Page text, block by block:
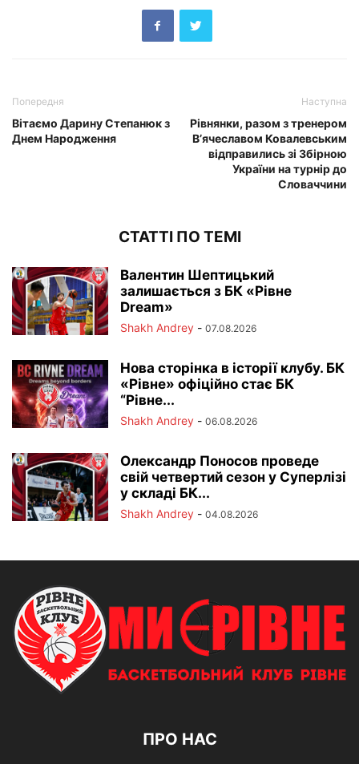
Попередня
Вітаємо Дарину Степанюк з
Днем Народження
Наступна
Рівнянки, разом з тренером
В’ячеславом Ковалевським
відправились зі Збірною
України на турнір до
Словаччини
СТАТТІ ПО ТЕМІ
Валентин Шептицький
залишається з БК «Рівне
Dream»
Shakh Andrey - 07.08.2026
Нова сторінка в історії клубу. БК
«Рівне» офіційно стає БК
“Рівне...
Shakh Andrey - 06.08.2026
Олександр Поносов проведе
свій четвертий сезон у Суперлізі
у складі БК...
Shakh Andrey - 04.08.2026
ПРО НАС